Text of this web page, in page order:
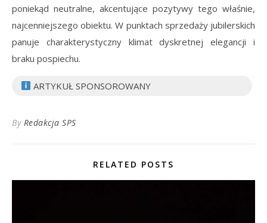
poniekąd neutralne, akcentujące pozytywy tego właśnie,
najcenniejszego obiektu. W punktach sprzedaży jubilerskich
panuje charakterystyczny klimat dyskretnej elegancji i
braku pospiechu.
ARTYKUŁ SPONSOROWANY
By Redakcja SPS
RELATED POSTS